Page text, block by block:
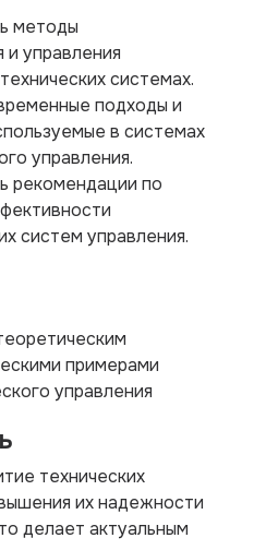
методы
и управления
системах.
подходы и
в системах
управления.
рекомендации по
систем управления.
примерами
управления
технических
их надежности
делает актуальным